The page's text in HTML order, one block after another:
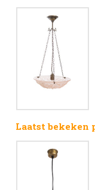
Laatst bekeken